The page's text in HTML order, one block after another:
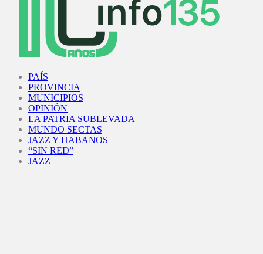
PAÍS
PROVINCIA
MUNICIPIOS
OPINIÓN
LA PATRIA SUBLEVADA
MUNDO SECTAS
JAZZ Y HABANOS
“SIN RED”
JAZZ